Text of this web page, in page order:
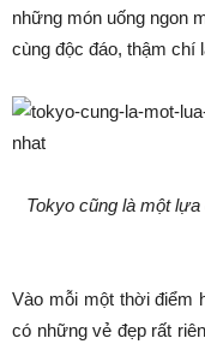
những món uống ngon
cùng độc đáo, thậm chí
Tokyo cũng là một
Vào mỗi một thời điểm
có những vẻ đẹp rất